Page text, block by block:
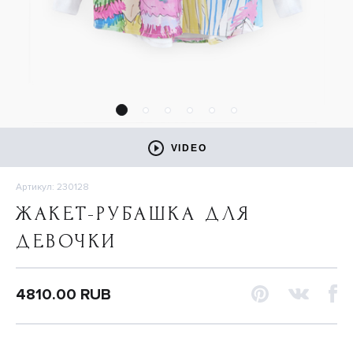
VIDEO
Артикул: 230128
ЖАКЕТ-РУБАШКА ДЛЯ
ДЕВОЧКИ
4810.00 RUB